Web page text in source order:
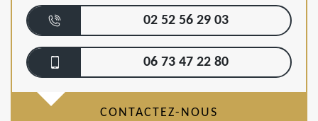
02 52 56 29 03
06 73 47 22 80
CONTACTEZ-NOUS